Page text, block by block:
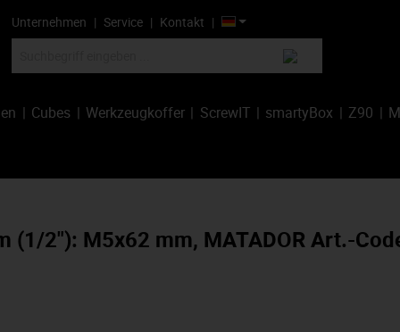
Unternehmen Service Kontakt
Cubes Werkzeugkoffer ScrewIT smartyBox Z90
(1/2"): M5x62 mm, MATADOR Art.-